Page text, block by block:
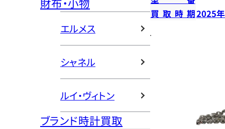
エルメス
シャネル
ルイ・ヴィトン
ブランド時計買取
買取時期2025